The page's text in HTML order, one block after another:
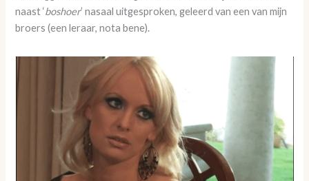
naast ‘boshoer’ nasaal uitgesproken, geleerd van een van mijn
broers (een leraar, nota bene).